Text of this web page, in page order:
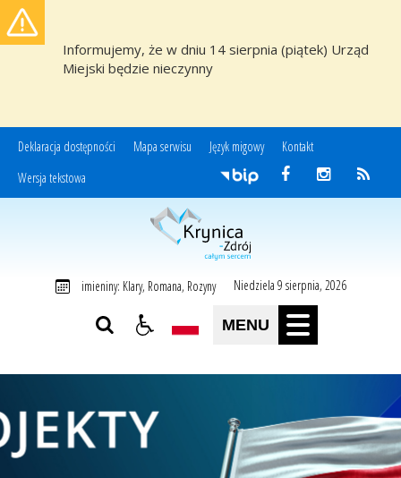
Informujemy, że w dniu 14 sierpnia (piątek) Urząd
Miejski będzie nieczynny
Deklaracja dostępności Mapa serwisu Język migowy
Kontakt
Wersja tekstowa
Miasto i Gmina Uzdrowiskowa Krynica-Zdrój
imieniny: Klary, Romana, Rozyny Niedziela 9 sierpnia, 2026
MENU